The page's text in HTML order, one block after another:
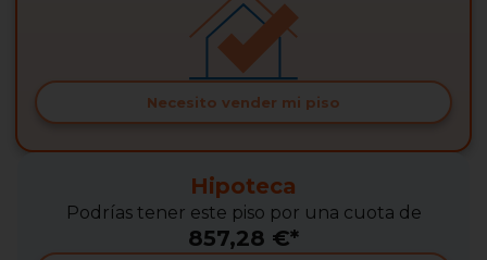
Necesito vender mi piso
Hipoteca
Podrías tener este piso por una cuota de
857,28 €*